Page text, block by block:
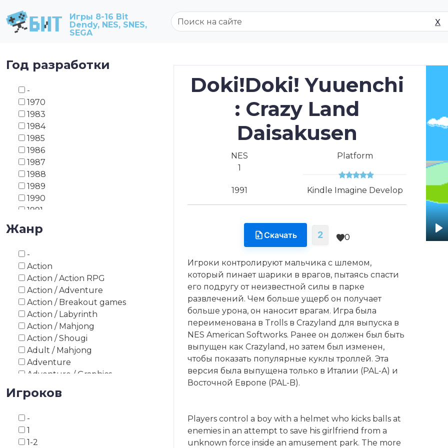
Игры 8-16 Bit
Dendy, NES, SNES,
SEGA
X
Год разработки
-
1970
1983
1984
1985
1986
1987
1988
1989
1990
1991
1993
1995
1996
1997
1998
1999
2000
2003
2008
2010
2012
2014
2017
2018
Жанр
-
Action
Action / Action RPG
Action / Adventure
Action / Breakout games
Action / Labyrinth
Action / Mahjong
Action / Shougi
Adult / Mahjong
Adventure
Adventure / Graphics
Adventure / Survival Horror
Adventure / Visual Novel
Asiatic board game
Игроков
-
1
1-2
Doki!Doki! Yuuenchi
: Crazy Land
Daisakusen
NES
Platform
1
1991 Kindle Imagine Develop
Скачать 2 0
Игроки контролируют мальчика с шлемом,
который пинает шарики в врагов, пытаясь спасти
его подругу от неизвестной силы в парке
развлечений. Чем больше ущерб он получает
больше урона, он наносит врагам. Игра была
переименована в Trolls в Crazyland для выпуска в
NES American Softworks. Ранее он должен был быть
выпущен как Crazyland, но затем был изменен,
чтобы показать популярные куклы троллей. Эта
версия была выпущена только в Италии (PAL-A) и
Восточной Европе (PAL-B).
Players control a boy with a helmet who kicks balls at
enemies in an attempt to save his girlfriend from a
unknown force inside an amusement park. The more